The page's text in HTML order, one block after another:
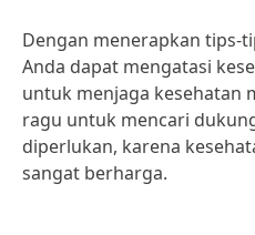
Dengan menerapkan tips-
Anda dapat mengatasi
untuk menjaga kesehatan
ragu untuk mencari
diperlukan, karena
sangat berharga.